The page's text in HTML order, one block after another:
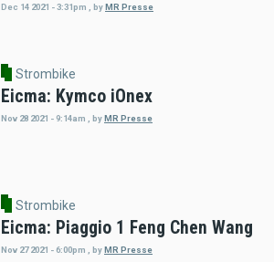
Dec 14 2021 - 3:31pm byMR Presse
Strombike
Eicma: Kymco iOnex
Nov 28 2021 - 9:14am , by MR Presse
Strombike
Eicma: Piaggio 1 Feng Chen Wang
Nov 27 2021 - 6:00pm byMR Presse